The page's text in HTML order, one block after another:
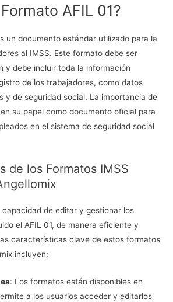
AFIL 01?
un documento estándar utilizado para la
al IMSS. Este formato debe ser
y debe incluir toda la información
de los trabajadores, como datos
y de seguridad social. La importancia de
su papel como documento oficial para
en el sistema de seguridad social
de los Formatos IMSS
capacidad de editar y gestionar los
el AFIL 01, de manera eficiente y
características clave de estos formatos
incluyen:
: Los formatos están disponibles en
a los usuarios acceder y editarlos